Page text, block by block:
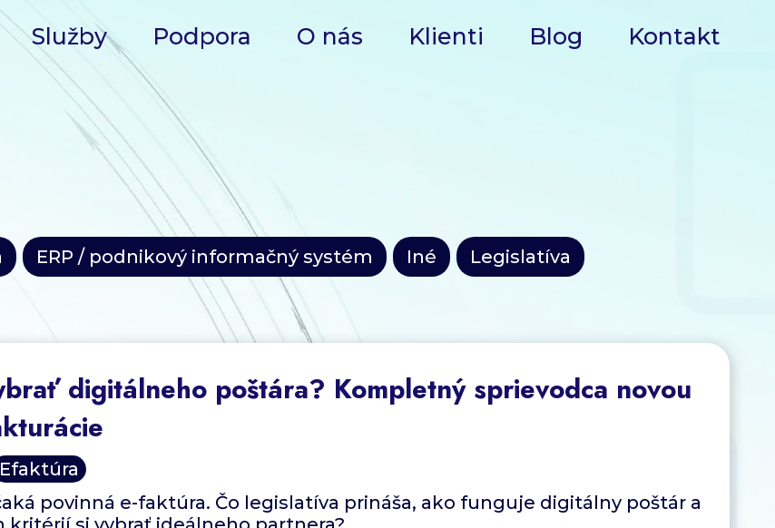
Služby Podpora O nás Klienti Blog Kontakt
ERP / podnikový informačný systém Iné Legislatíva
digitálneho poštára? Kompletný sprievodca novou
Efaktúra
povinná e-faktúra. Čo legislatíva prináša, ako funguje digitálny poštár a